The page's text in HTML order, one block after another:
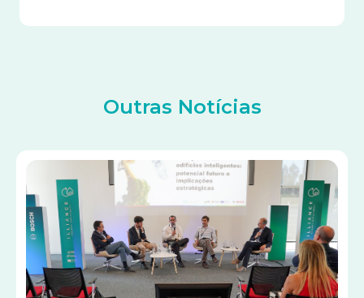
Outras Notícias